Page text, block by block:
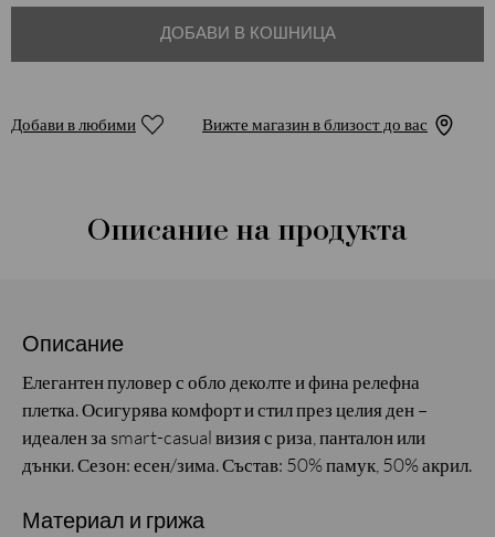
ДОБАВИ В КОШНИЦА
Добави в любими Вижте магазин в близост до вас
Описание на продукта
Описание
Елегантен пуловер с обло деколте и фина релефна
плетка. Осигурява комфорт и стил през целия ден –
идеален за smart-casual визия с риза, панталон или
дънки. Сезон: есен/зима. Състав: 50% памук, 50% акрил.
Материал и грижа